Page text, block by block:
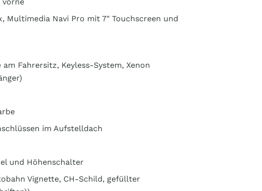
Multimedia Navi Pro mit 7" Touchscreen und
Fahrersitz, Keyless-System, Xenon
im Aufstelldach
und Höhenschalter
Vignette, CH-Schild, gefüllter